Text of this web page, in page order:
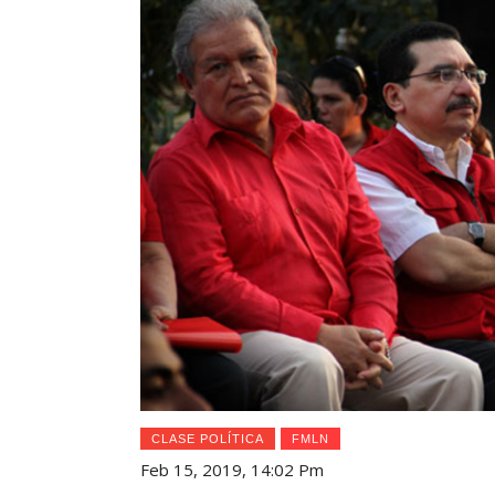
CLASE POLÍTICA FMLN
Feb 15, 2019, 14:02 Pm